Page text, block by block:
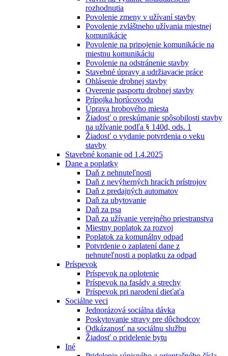
rozhodnutia
Povolenie zmeny v užívaní stavby
Povolenie zvláštneho užívania miestnej
komunikácie
Povolenie na pripojenie komunikácie na
miestnu komunikáciu
Povolenie na odstránenie stavby
Stavebné úpravy a udržiavacie práce
Ohlásenie drobnej stavby
Overenie pasportu drobnej stavby
Prípojka horúcovodu
Úprava hrobového miesta
Žiadosť o preskúmanie spôsobilosti stavby
na užívanie podľa § 140d, ods. 1
Žiadosť o vydanie potvrdenia o veku
stavby
Stavebné konanie od 1.4.2025
Dane a poplatky
Daň z nehnuteľnosti
Daň z nevýherných hracích prístrojov
Daň z predajných automatov
Daň za ubytovanie
Daň za psa
Daň za užívanie verejného priestranstva
Miestny poplatok za rozvoj
Poplatok za komunálny odpad
Potvrdenie o zaplatení dane z
nehnuteľnosti a poplatku za odpad
Príspevok
Príspevok na oplotenie
Príspevok na fasády a strechy
Príspevok pri narodení dieťaťa
Sociálne veci
Jednorázová sociálna dávka
Poskytovanie stravy pre dôchodcov
Odkázanosť na sociálnu službu
Žiadosť o pridelenie bytu
Iné